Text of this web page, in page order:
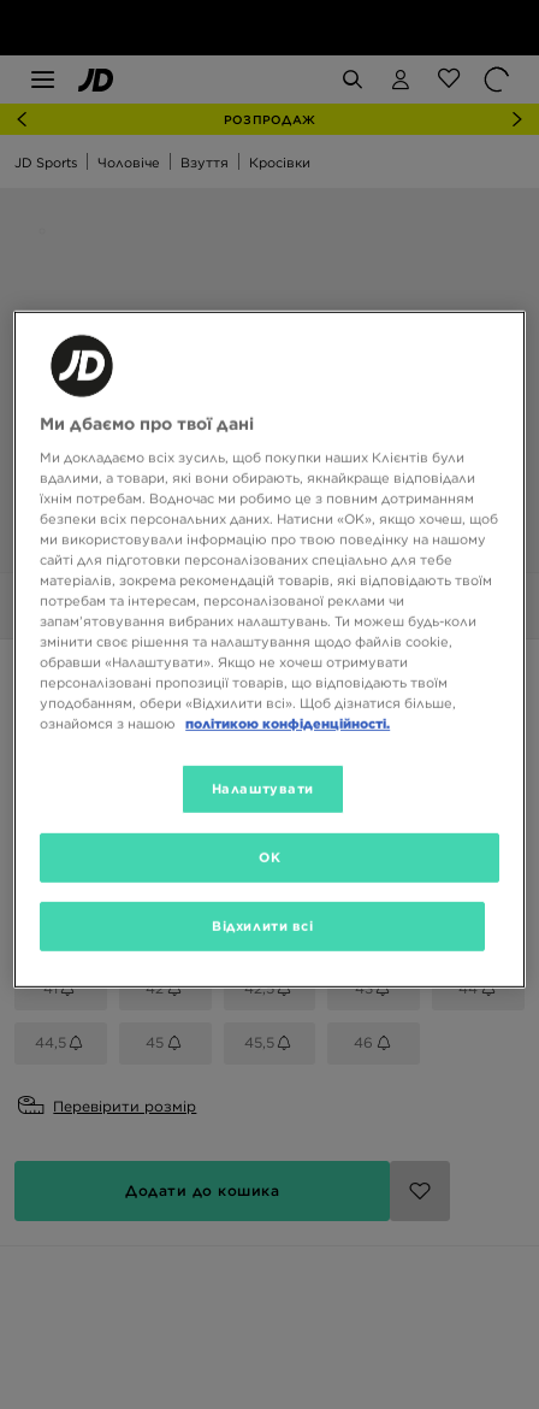
РОЗПРОДАЖ
JD Sports Чоловіче Взуття Кросівки
Фото 360°
NIKE DUNK LOW RETRO
Вибери розмір
41 42 42,5 43 44
44,5 45 45,5 46
Перевірити розмір
Додати до кошика
Ми дбаємо про твої дані
Ми докладаємо всіх зусиль, щоб покупки наших Клієнтів були
вдалими, а товари, які вони обирають, якнайкраще відповідали
їхнім потребам. Водночас ми робимо це з повним дотриманням
безпеки всіх персональних даних. Натисни «OK», якщо хочеш, щоб
ми використовували інформацію про твою поведінку на нашому
сайті для підготовки персоналізованих спеціально для тебе
матеріалів, зокрема рекомендацій товарів, які відповідають твоїм
потребам та інтересам, персоналізованої реклами чи
запам’ятовування вибраних налаштувань. Ти можеш будь-коли
змінити своє рішення та налаштування щодо файлів cookie,
обравши «Налаштувати». Якщо не хочеш отримувати
персоналізовані пропозиції товарів, що відповідають твоїм
уподобанням, обери «Відхилити всі». Щоб дізнатися більше,
ознайомся з нашою
політикою конфіденційності.
Налаштувати
Відхилити всі
OK